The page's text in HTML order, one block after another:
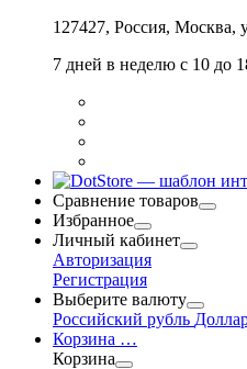
127427, Россия, Москва,
7 дней в неделю с 10 до
Сравнение товаров
Избранное
Личный кабинет
Авторизация
Регистрация
Выберите валюту
Российский рубль
Корзина …
Корзина